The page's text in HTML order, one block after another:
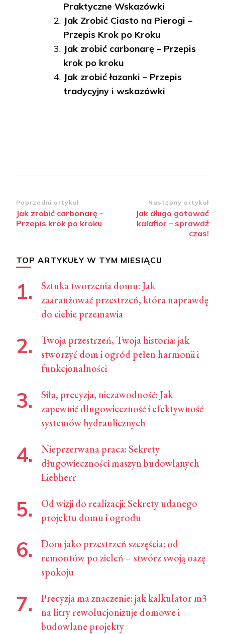
Praktyczne Wskazówki
Jak Zrobić Ciasto na Pierogi –
Przepis Krok po Kroku
Jak zrobić carbonarę – Przepis
krok po kroku
Jak zrobić łazanki – Przepis
tradycyjny i wskazówki
Zobacz
wpisy
Poprzedni artykuł
Jak zrobić carbonarę –
Przepis krok po kroku
Następny artykuł
Jak długo gotować
kalafior – sprawdź
czas!
TOP ARTYKUŁY W TYM MIESIĄCU
Sztuka tworzenia domu: Jak
zaaranżować przestrzeń, która naprawdę
do ciebie przemawia
Twoja przestrzeń, Twoja historia: jak
stworzyć dom i ogród pełen harmonii i
funkcjonalności
Siła, precyzja, niezawodność: Jak
zapewnić długowieczność i efektywność
systemów hydraulicznych
Nieprzerwana praca: Sekrety
długowieczności maszyn budowlanych
Liebherr
Od wizji do realizacji: Sekrety udanego
projektu domu i ogrodu
Dom jako przestrzeń szczęścia: od
remontów po zieleń – stwórz swoją oazę
spokoju
Precyzja ma znaczenie: jak kalkulator m3
na litry rewolucjonizuje domowe i
budowlane projekty